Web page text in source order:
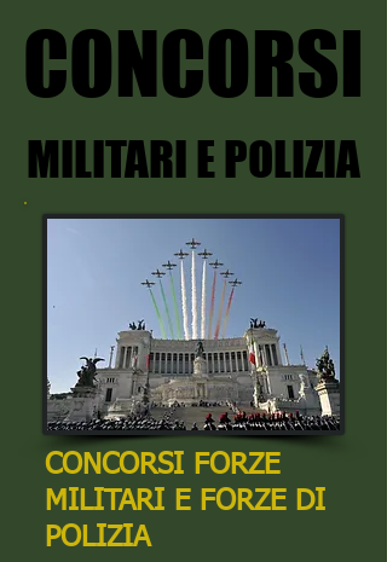
CONCORSI
CONCORSI
MILITARI E POLIZIA
MILITARI E POLIZIA
CONCORSI FORZE
MILITARI E FORZE DI
POLIZIA